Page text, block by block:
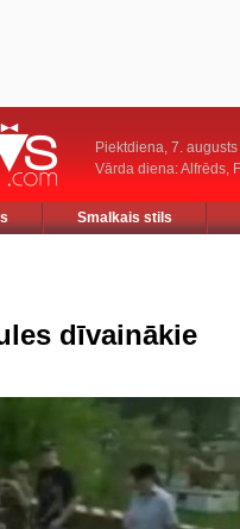
Piektdiena, 7. augusts
Vārda diena: Alfrēds,
Smalkais stils
dīvainākie